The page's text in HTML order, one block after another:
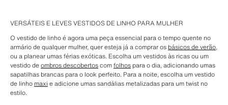
VERSÁTEIS E LEVES VESTIDOS DE LINHO PARA MULHER
O vestido de linho é agora uma peça essencial para o tempo quente no
armário de qualquer mulher, quer esteja já a comprar os básicos de verão,
ou a planear umas férias exóticas. Escolha um vestidos às ricas ou um
vestido deombros descobertoscomfolhos para o dia, adicionando umas
sapatilhas brancas para o look perfeito. Para a noite, escolha um vestido
de linho maxi e adicione umas sandálias metalizadas para um twist no
estilo.